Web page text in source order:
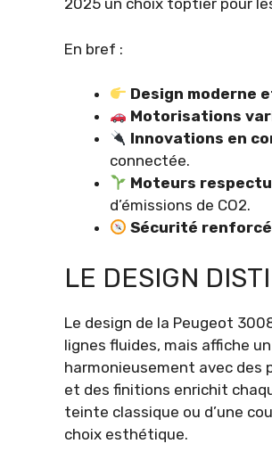
2025 un choix toptier pour
En bref :
Design moderne
Motorisations
Innovations en
connectée.
Moteurs
d’émissions de CO2.
Sécurité
LE DESIGN
Le design de la Peugeot
lignes fluides, mais affiche
harmonieusement avec des
et des finitions enrichit
teinte classique ou d’une
choix esthétique.